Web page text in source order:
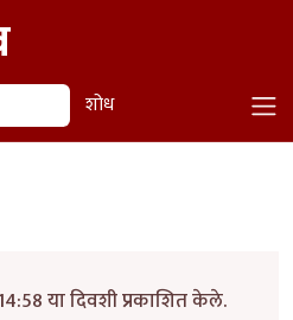
शोध
या दिवशी प्रकाशित केले.